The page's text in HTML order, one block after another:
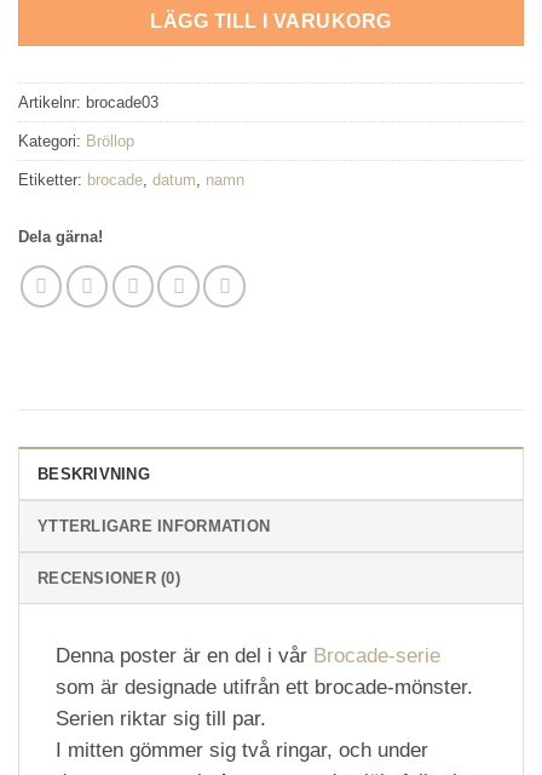
LÄGG TILL I VARUKORG
Artikelnr: brocade03
Kategori: Bröllop
Etiketter: brocade datum namn
Dela gärna!
BESKRIVNING
YTTERLIGARE INFORMATION
RECENSIONER (0)
Denna poster är en del i vår Brocade-serie
som är designade utifrån ett brocade-mönster.
Serien riktar sig till par.
I mitten gömmer sig två ringar, och under